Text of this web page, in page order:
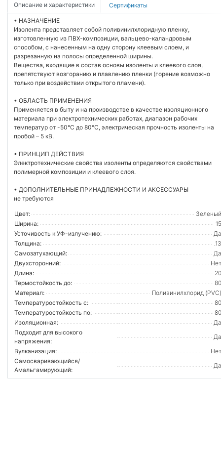
Описание и характеристики Сертификаты
• НАЗНАЧЕНИЕ
Изолента представляет собой поливинилхлоридную пленку,
изготовленную из ПВХ-композиции, вальцево-каландровым
способом, с нанесенным на одну сторону клеевым слоем, и
разрезанную на полосы определенной ширины.
Вещества, входящие в состав основы изоленты и клеевого слоя,
препятствуют возгоранию и плавлению пленки (горение возможно
только при воздействии открытого пламени).
• ОБЛАСТЬ ПРИМЕНЕНИЯ
Применяется в быту и на производстве в качестве изоляционного
материала при электротехнических работах, диапазон рабочих
температур от -50°С до 80°С, электрическая прочность изоленты на
пробой – 5 кВ.
• ПРИНЦИП ДЕЙСТВИЯ
Электротехнические свойства изоленты определяются свойствами
полимерной композиции и клеевого слоя.
• ДОПОЛНИТЕЛЬНЫЕ ПРИНАДЛЕЖНОСТИ И АКСЕССУАРЫ
не требуются
Цвет:
Зеленый
Ширина:
15
Усточивость к УФ-излучению:
Да
Толщина:
.13
Самозатухающий:
Да
Двухсторонний:
Нет
Длина:
20
Термостойкость до:
80
Материал:
Поливинилхлорид (PVC)
Температуростойкость с:
80
Температуростойкость по:
80
Изоляционная:
Да
Подходит для высокого
напряжения:
Да
Вулканизация:
Нет
Самосваривающийся/
Амальгамирующий:
Да